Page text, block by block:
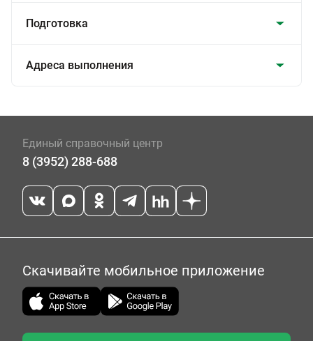
Подготовка
Адреса выполнения
Единый справочный центр
8 (3952) 288-688
Скачивайте мобильное приложение